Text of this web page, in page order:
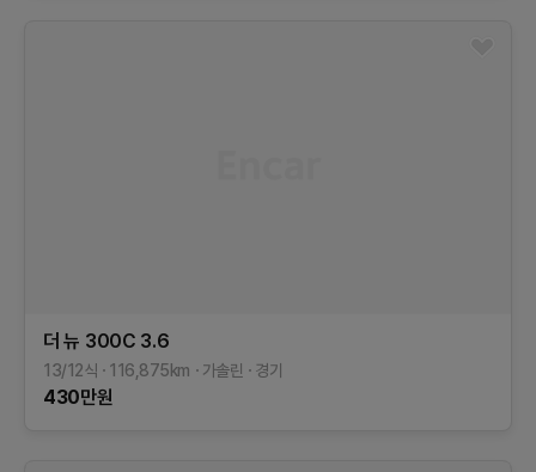
더 뉴 300C 3.6
13/12식 116,875km 가솔린 경기
430만원